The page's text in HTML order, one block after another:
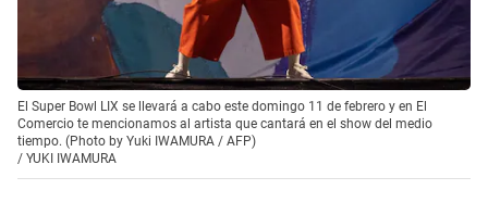
El Super Bowl LIX se llevará a cabo este domingo 11 de febrero y en El
Comercio te mencionamos al artista que cantará en el show del medio
tiempo. (Photo by Yuki IWAMURA / AFP)
/ YUKI IWAMURA